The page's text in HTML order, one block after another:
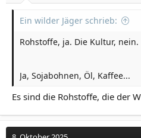
Ein wilder Jäger schrieb:
Rohstoffe, ja. Die Kultur, nein.
Ja, Sojabohnen, Öl, Kaffee...
Es sind die Rohstoffe, die der